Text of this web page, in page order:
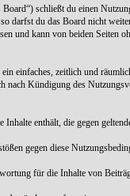
schließt du einen
darfst du das Board nicht
und kann von beiden Seiten
einfaches, zeitlich und
nach Kündigung des
enthält, die gegen
gegen diese
für die Inhalte von